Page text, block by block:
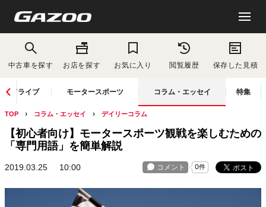
中古車を探す お店を探す お気に入り 閲覧履歴 保存した見積
ドライブ モータースポーツ コラム・エッセイ 特集
TOP コラム・エッセイ デイリーコラム
【初心者向け】モータースポーツ観戦を楽しむための
「専門用語」を簡単解説
2019.03.25 10:00